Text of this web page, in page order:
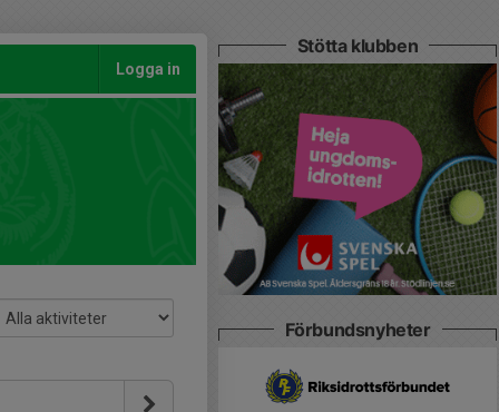
Logga in
Stötta klubben
Förbundsnyheter